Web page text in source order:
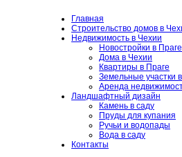
Главная
Строительство домов в
Недвижимость в Чехии
Новостройки в
Дома в Чехии
Квартиры в Праге
Земельные участки
Аренда
Ландшафтный дизайн
Камень в саду
Пруды для купания
Ручьи и водопады
Вода в саду
Контакты